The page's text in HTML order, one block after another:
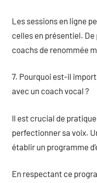
Les sessions en ligne
celles en présentiel. De
coachs de renommée
7. Pourquoi est-il
avec un coach vocal ?
Il est crucial de
perfectionner sa voix.
établir un programme
En respectant ce